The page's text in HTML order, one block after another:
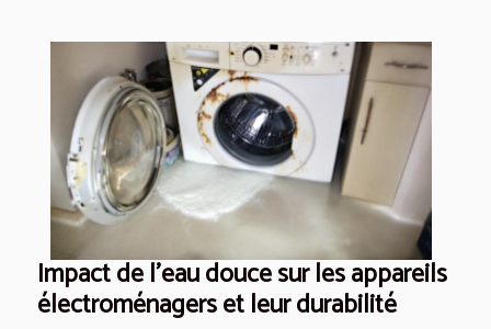
Impact de l'eau douce sur les appareils
électroménagers et leur durabilité